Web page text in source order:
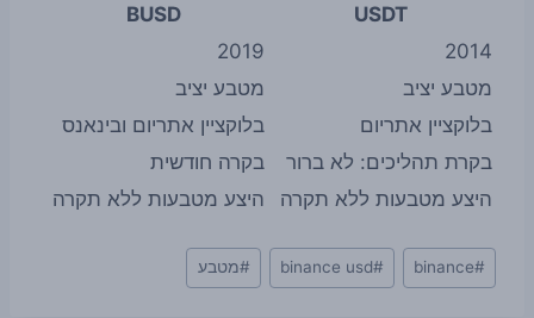
USDT
BUSD
2014
2019
מטבע יציב
מטבע יציב
בלוקציין אתריום
בלוקציין אתריום ובינאנס
בקרת תהליכים: לא ברור
בקרה חודשית
היצע מטבעות ללא תקרה
היצע מטבעות ללא תקרה
Post
Tags:
#
binance
#
binance usd
#מטבע